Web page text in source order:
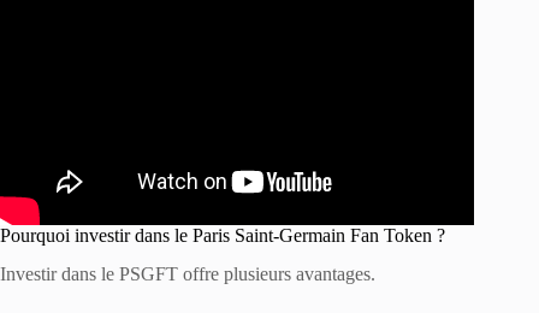
Pourquoi investir dans le Paris Saint-Germain Fan Token ?
Investir dans le PSGFT offre plusieurs avantages.